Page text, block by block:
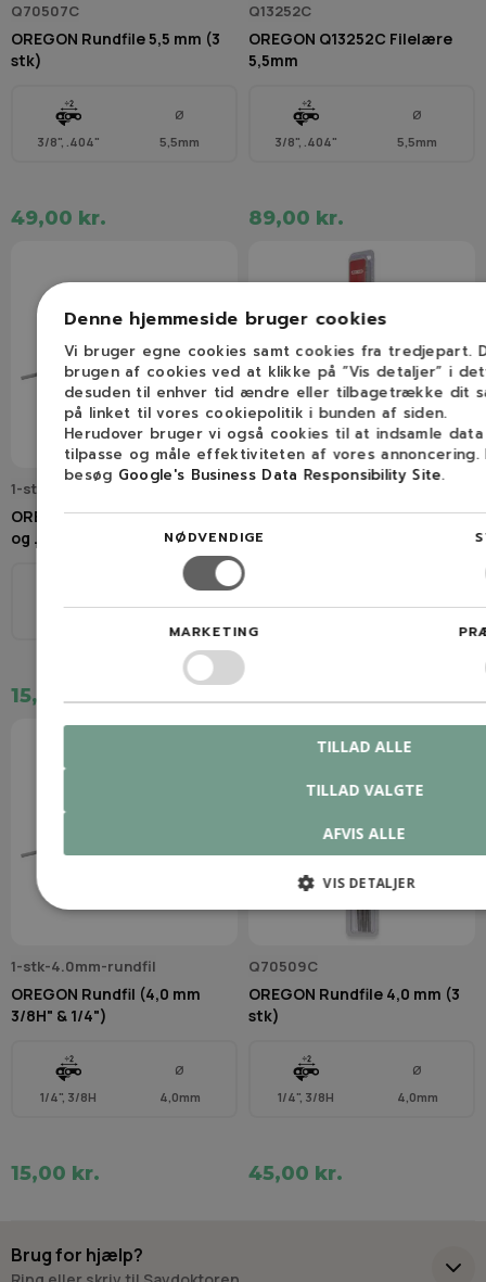
Q70507C
OREGON Rundfile 5,5 mm (3
stk)
3/8", .404"
Ø
5,5mm
49,00 kr.
Q13252C
OREGON Q13252C Filelære
5,5mm
3/8", .404"
Ø
5,5mm
89,00 kr.
1-stk-5.5mm-rundfil
OREGON Rundfil (5,5 mm, 3/8"
og .404")
15,00 kr.
OREGON Q16265C Filelære
4,0mm
89,00 kr.
1-stk-4.0mm-rundfil
OREGON Rundfil (4,0 mm
3/8H" & 1/4")
1/4", 3/8H
Ø
4,0mm
15,00 kr.
Q70509C
OREGON Rundfile 4,0 mm (3
stk)
1/4", 3/8H
Ø
4,0mm
45,00 kr.
Brug for hjælp?
Denne hjemmeside bruger cookies
Vi bruger egne cookies samt cookies fra tredjepart.
brugen af cookies ved at klikke på ”Vis detaljer” i
desuden til enhver tid ændre eller tilbagetrække dit
på linket til vores cookiepolitik i bunden af siden.
Herudover bruger vi også cookies til at indsamle
tilpasse og måle effektiviteten af vores annoncering.
besøg Google's Business Data Responsibility Site.
NØDVENDIGE
MARKETING
TILLAD VALGTE
TILLAD ALLE
AFVIS ALLE
VIS DETALJER